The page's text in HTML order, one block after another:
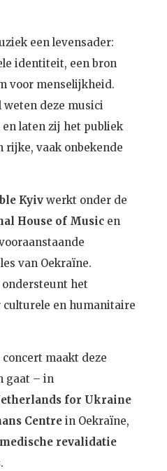
een levensader:
identiteit, een bron
voor menselijkheid.
weten deze musici
laten zij het publiek
rijke, vaak onbekende
Kyivwerkt onder de
House of Musicen
van Oekraïne.
ondersteunt het
culturele en humanitaire
maakt deze
gaat – in
for Ukraine
Centrein Oekraïne,
medische revalidatie
.